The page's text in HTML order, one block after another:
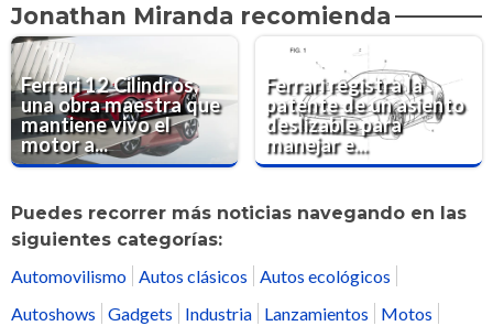
Jonathan Miranda recomienda
Ferrari 12 Cilindros,
una obra maestra que
mantiene vivo el
motor a...
Ferrari registra la
patente de un asiento
deslizable para
manejar e...
Puedes recorrer más noticias navegando en las
siguientes categorías:
Automovilismo Autos clásicos
Autos ecológicos
Autoshows
Gadgets Industria Lanzamientos
Motos